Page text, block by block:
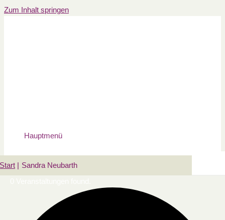
Zum Inhalt springen
Hauptmenü
Start
Sandra Neubarth